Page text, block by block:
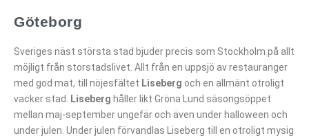
Göteborg
Sveriges näst största stad bjuder precis som Stockholm på allt
möjligt från storstadslivet. Allt från en uppsjö av restauranger
med god mat, till nöjesfältet Liseberg och en allmänt otroligt
vacker stad.
Liseberg håller likt Gröna Lund säsongsöppet
mellan maj-september ungefär och även under halloween och
under julen. Under julen förvandlas Liseberg till en otroligt mysig